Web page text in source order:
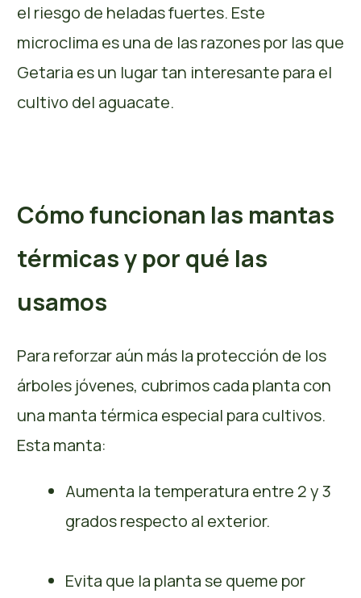
el riesgo de heladas fuertes. Este
microclima es una de las razones por las que
Getaria es un lugar tan interesante para el
cultivo del aguacate.
Cómo funcionan las mantas
térmicas y por qué las
usamos
Para reforzar aún más la protección de los
árboles jóvenes, cubrimos cada planta con
una manta térmica especial para cultivos.
Esta manta:
Aumenta la temperatura entre 2 y 3
grados respecto al exterior.
Evita que la planta se queme por